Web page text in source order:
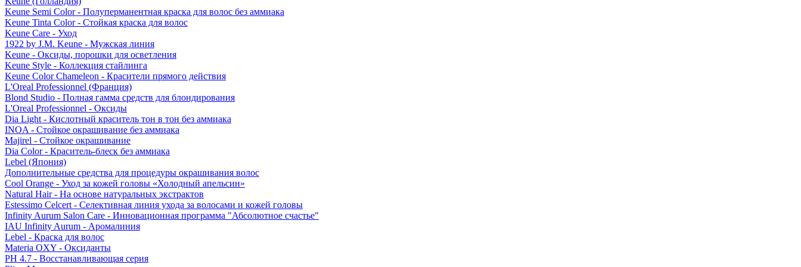
Keune Semi Color - Полуперманентная краска для волос без аммиака
Keune Tinta Color - Стойкая краска для волос
Keune Care - Уход
1922 by J.M. Keune - Мужская линия
Keune - Оксиды, порошки для осветления
Keune Style - Коллекция стайлинга
Keune Color Chameleon - Красители прямого действия
L'Oreal Professionnel (Франция)
Blond Studio - Полная гамма средств для блондирования
L'Oreal Professionnel - Оксиды
Dia Light - Кислотный краситель тон в тон без аммиака
INOA - Стойкое окрашивание без аммиака
Majirel - Стойкое окрашивание
Dia Color - Краситель-блеск без аммиака
Lebel (Япония)
Дополнительные средства для процедуры окрашивания волос
Cool Orange - Уход за кожей головы «Холодный апельсин»
Natural Hair - На основе натуральных экстрактов
Estessimo Celcert - Селективная линия ухода за волосами и кожей головы
Infinity Aurum Salon Care - Инновационная программа "Абсолютное счастье"
IAU Infinity Aurum - Аромалиния
Lebel - Краска для волос
Materia OXY - Оксиданты
PH 4.7 - Восстанавливающая серия